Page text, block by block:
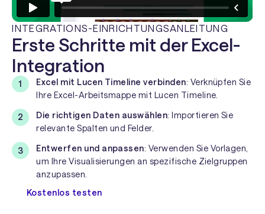
INTEGRATIONS-EINRICHTUNGSANLEITUNG
Erste Schritte mit der Excel-
Integration
Excel mit Lucen Timeline verbinden: Verknüpfen Sie
Ihre Excel-Arbeitsmappe mit Lucen Timeline.
Die richtigen Daten auswählen: Importieren Sie
relevante Spalten und Felder.
Entwerfen und anpassen: Verwenden Sie Vorlagen,
um Ihre Visualisierungen an spezifische Zielgruppen
anzupassen.
Kostenlos testen